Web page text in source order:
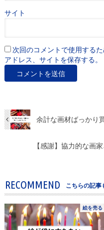
サイト
次回のコメントで使用する
アドレス、サイトを保存する。
余計な画材ばっかり
【感謝】協力的な画
RECOMMEND こちらの記事
絵を売る